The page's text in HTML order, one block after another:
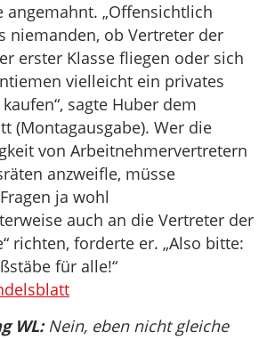
angemahnt. „Offensichtlich
niemanden, ob Vertreter der
erster Klasse fliegen oder sich
vielleicht ein privates
sagte Huber dem
(Montagausgabe). Wer die
von Arbeitnehmervertretern
anzweifle, müsse
ja wohl
auch an die Vertreter der
richten, forderte er. „Also bitte:
für alle!“
WL:Nein, eben nicht gleiche